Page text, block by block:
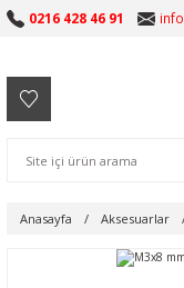
0216 428 46 91 info
Anasayfa Aksesuarlar